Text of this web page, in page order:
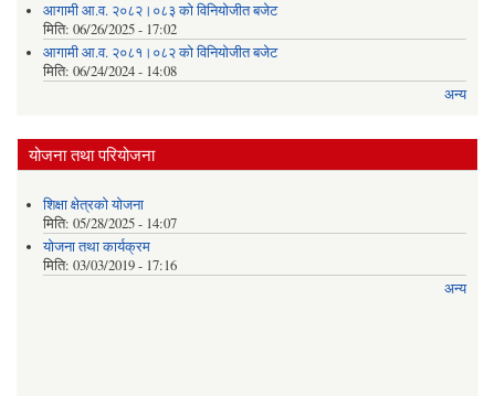
आगामी आ.व. २०८२।०८३ को विनियोजीत बजेट
मिति: 06/26/2025 - 17:02
आगामी आ.व. २०८१।०८२ को विनियोजीत बजेट
मिति: 06/24/2024 - 14:08
अन्य
योजना तथा परियोजना
शिक्षा क्षेत्रकाे याेजना
मिति: 05/28/2025 - 14:07
याेजना तथा कार्यक्रम
मिति: 03/03/2019 - 17:16
अन्य